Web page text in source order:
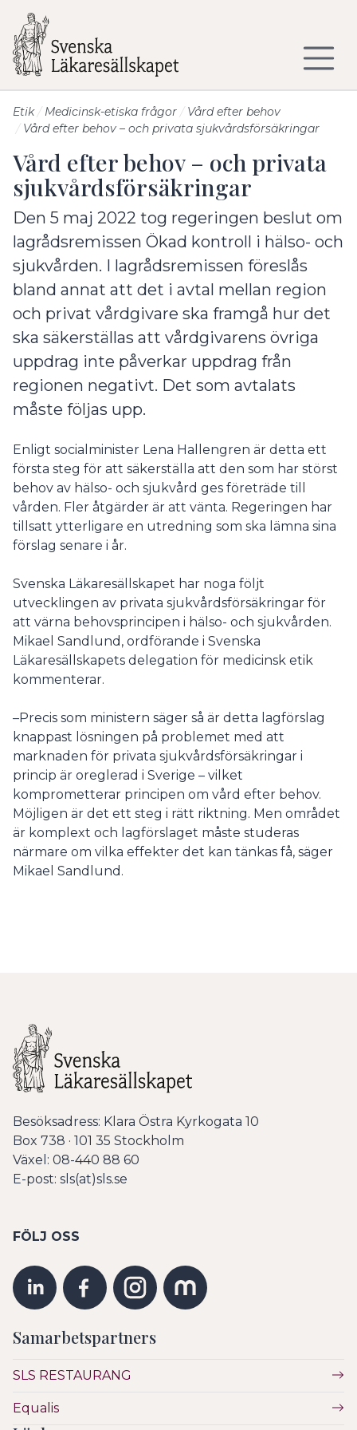
Etik Medicinsk-etiska frågor
Vård efter behov
Vård efter behov – och privata sjukvårdsförsäkringar
Vård efter behov – och privata
sjukvårdsförsäkringar
Den 5 maj 2022 tog regeringen beslut om
lagrådsremissen Ökad kontroll i hälso- och
sjukvården. I lagrådsremissen föreslås
bland annat att det i avtal mellan region
och privat vårdgivare ska framgå hur det
ska säkerställas att vårdgivarens övriga
uppdrag inte påverkar uppdrag från
regionen negativt. Det som avtalats
måste följas upp.
Enligt socialminister Lena Hallengren är detta ett
första steg för att säkerställa att den som har störst
behov av hälso- och sjukvård ges företräde till
vården. Fler åtgärder är att vänta. Regeringen har
tillsatt ytterligare en utredning som ska lämna sina
förslag senare i år.
Svenska Läkaresällskapet har noga följt
utvecklingen av privata sjukvårdsförsäkringar för
att värna behovsprincipen i hälso- och sjukvården.
Mikael Sandlund, ordförande i Svenska
Läkaresällskapets delegation för medicinsk etik
kommenterar.
–Precis som ministern säger så är detta lagförslag
knappast lösningen på problemet med att
marknaden för privata sjukvårdsförsäkringar i
princip är oreglerad i Sverige – vilket
komprometterar principen om vård efter behov.
Möjligen är det ett steg i rätt riktning. Men området
är komplext och lagförslaget måste studeras
närmare om vilka effekter det kan tänkas få, säger
Mikael Sandlund.
Besöksadress: Klara Östra Kyrkogata 10
Box 738 · 101 35 Stockholm
Växel: 08-440 88 60
E-post: sls(at)sls.se
FÖLJ OSS
Samarbetspartners
SLS RESTAURANG
Equalis